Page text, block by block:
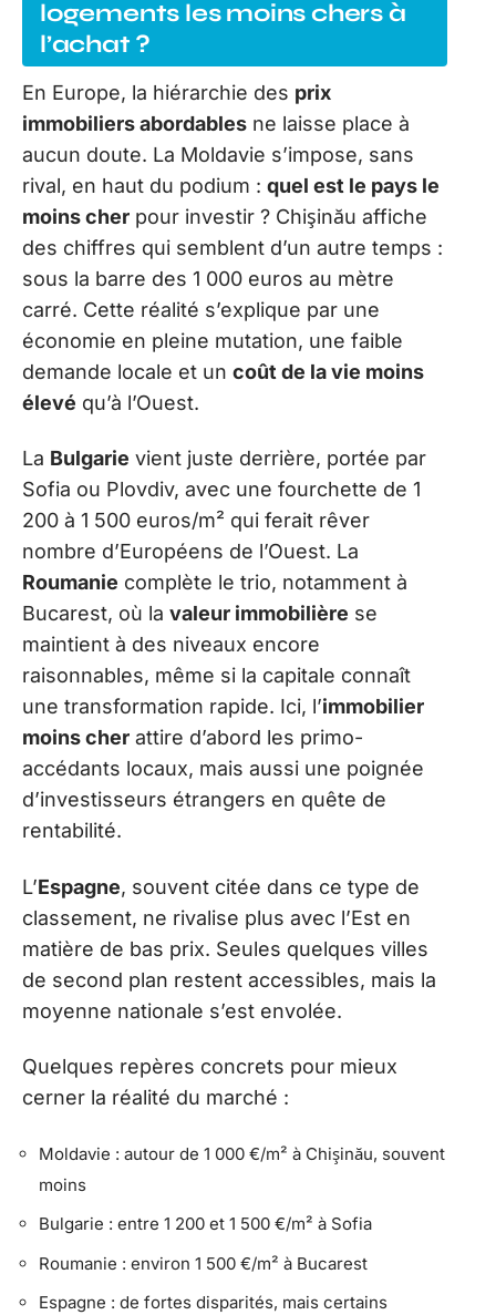
logements les moins chers à
l’achat ?
En Europe, la hiérarchie des prix
immobiliers abordables ne laisse place à
aucun doute. La Moldavie s’impose, sans
rival, en haut du podium : quel est le pays le
moins cher pour investir ? Chişinău affiche
des chiffres qui semblent d’un autre temps :
sous la barre des 1 000 euros au mètre
carré. Cette réalité s’explique par une
économie en pleine mutation, une faible
demande locale et un coût de la vie moins
élevé qu’à l’Ouest.
La Bulgarie vient juste derrière, portée par
Sofia ou Plovdiv, avec une fourchette de 1
200 à 1 500 euros/m² qui ferait rêver
nombre d’Européens de l’Ouest. La
Roumanie complète le trio, notamment à
Bucarest, où la valeur immobilière se
maintient à des niveaux encore
raisonnables, même si la capitale connaît
une transformation rapide. Ici, l’immobilier
moins cher attire d’abord les primo-
accédants locaux, mais aussi une poignée
d’investisseurs étrangers en quête de
rentabilité.
L’Espagne, souvent citée dans ce type de
classement, ne rivalise plus avec l’Est en
matière de bas prix. Seules quelques villes
de second plan restent accessibles, mais la
moyenne nationale s’est envolée.
Quelques repères concrets pour mieux
cerner la réalité du marché :
Moldavie : autour de 1 000 €/m² à Chişinău, souvent
moins
Bulgarie : entre 1 200 et 1 500 €/m² à Sofia
Roumanie : environ 1 500 €/m² à Bucarest
Espagne : de fortes disparités, mais certains